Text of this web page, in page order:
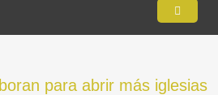
para abrir más iglesias